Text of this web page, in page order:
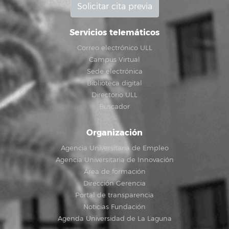
Solicitar cita previa
Servicios telemáticos
Correo electrónico ULL
Campus Virtual
Sede electrónica
Biblioteca digital
Directorio ULL
Buscador
Organización
Agencia Universitaria de Empleo
Agencia Universitaria de Innovación
Área de formación
Dirección Gerencia
Portal de transparencia
Noticias Fundación
Agenda Universidad de La Laguna